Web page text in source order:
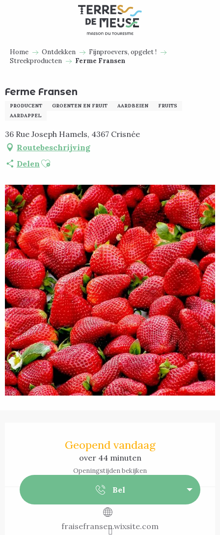
Home Ontdekken
Fijnproevers, opgelet !
Streekproducten
Ferme Fransen
Ferme Fransen
PRODUCENT GROENTEN EN FRUIT AARDBEIEN
FRUITS
AARDAPPEL
36 Rue Joseph Hamels, 4367 Crisnée
Routebeschrijving
Delen Ajouter aux favoris
Geopend vandaag
over 44 minuten
Openingstijden bekijken
Bel
fraisefransen.wixsite.com